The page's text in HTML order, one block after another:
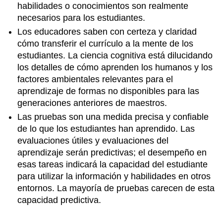
habilidades o conocimientos son realmente
necesarios para los estudiantes.
Los educadores saben con certeza y claridad
cómo transferir el currículo a la mente de los
estudiantes. La ciencia cognitiva está dilucidando
los detalles de cómo aprenden los humanos y los
factores ambientales relevantes para el
aprendizaje de formas no disponibles para las
generaciones anteriores de maestros.
Las pruebas son una medida precisa y confiable
de lo que los estudiantes han aprendido. Las
evaluaciones útiles y evaluaciones del
aprendizaje serán predictivas; el desempeño en
esas tareas indicará la capacidad del estudiante
para utilizar la información y habilidades en otros
entornos. La mayoría de pruebas carecen de esta
capacidad predictiva.